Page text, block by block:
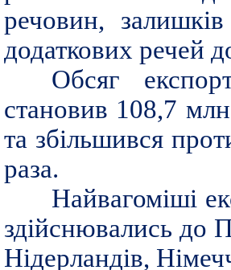
речовин,
додаткових речей
Обсяг
становив 108,7
та збільшився
раза.
Найвагоміші
здійснювались до
Нідерландів,